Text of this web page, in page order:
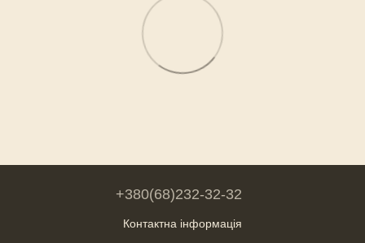
+380(68)232-32-32
Контактна інформація